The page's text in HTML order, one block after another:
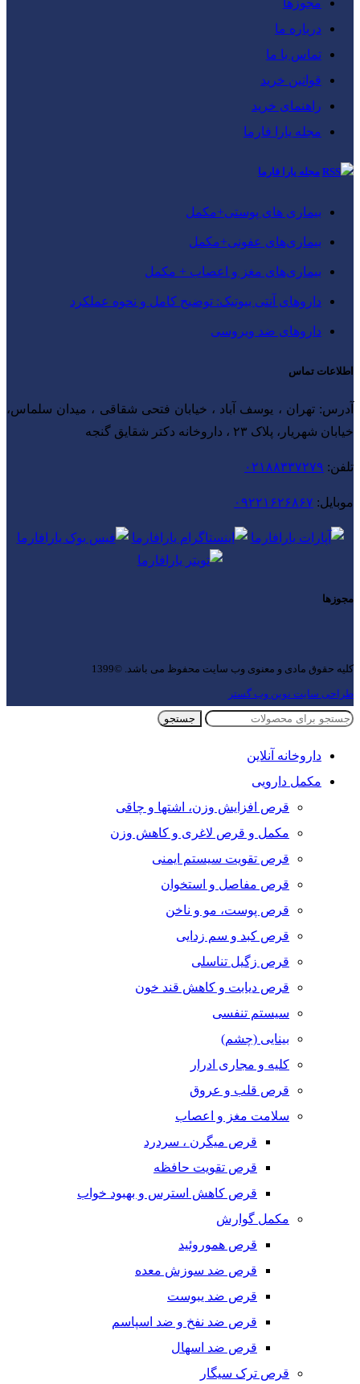
مجوزها
درباره ما
تماس با ما
قوانین خرید
راهنمای خرید
مجله یارا فارما
مجله یارا فارما
بیماری‌ های پوستی+مکمل
بیماری‌های عفونی+مکمل
بیماری‌های مغز و اعصاب + مکمل
داروهای آنتی‌ بیوتیک: توضیح کامل و نحوه عملکرد
داروهای ضد ویروسی
اطلاعات تماس
آدرس: تهران ، یوسف آباد ، خیابان فتحی شقاقی ، میدان سلماس،
خیابان شهریار، پلاک ۲۳ ، داروخانه دکتر شقایق گنجه
تلفن: ۰۲۱۸۸۳۳۷۲۷۹
موبایل: ۰۹۲۲۱۶۲۶۸۶۷
مجوزها
کلیه حقوق مادی و معنوی وب سایت محفوظ می باشد. ©1399
طراحی سایت نوین وب گستر
جستجو
داروخانه آنلاین
مکمل دارویی
قرص افزایش وزن، اشتها و چاقی
مکمل و قرص لاغری و کاهش وزن
قرص تقویت سیستم ایمنی
قرص مفاصل و استخوان
قرص پوست، مو و ناخن
قرص کبد و سم زدایی
قرص زگیل تناسلی
قرص دیابت و کاهش قند خون
سیستم تنفسی
بینایی (چشم)
کلیه و مجاری ادرار
قرص قلب و عروق
سلامت مغز و اعصاب
قرص میگرن ، سردرد
قرص تقویت حافظه
قرص کاهش استرس و بهبود خواب
مکمل گوارش
قرص هموروئید
قرص ضد سوزش معده
قرص ضد یبوست
قرص ضد نفخ و ضد اسپاسم
قرص ضد اسهال
قرص ترک سیگار